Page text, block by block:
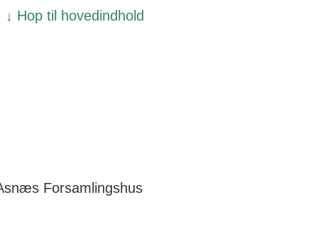
↓ Hop til hovedindhold
Forsamlingshus